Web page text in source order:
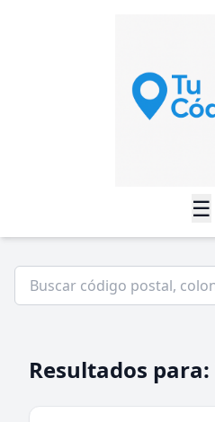
☰
Resultados para: